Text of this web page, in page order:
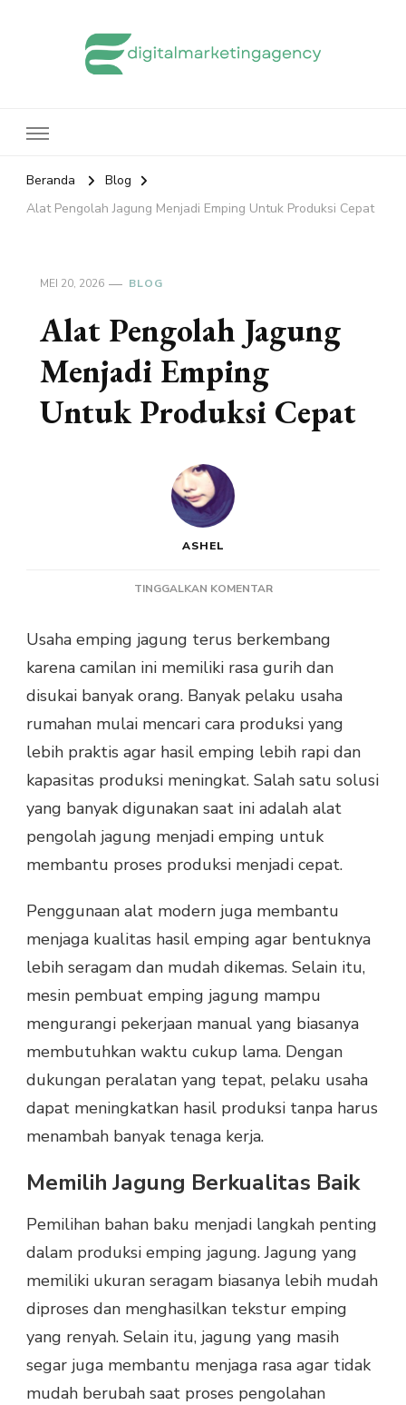
Beranda
Blog
Alat Pengolah Jagung Menjadi Emping Untuk Produksi Cepat
MEI 20, 2026 BLOG
Alat Pengolah Jagung
Menjadi Emping
Untuk Produksi Cepat
ASHEL
TINGGALKAN KOMENTARPADA
JAGUNG
MENJADI
UNTUK
PRODUKSI
Usaha emping jagung terus berkembang
karena camilan ini memiliki rasa gurih dan
disukai banyak orang. Banyak pelaku usaha
rumahan mulai mencari cara produksi yang
lebih praktis agar hasil emping lebih rapi dan
kapasitas produksi meningkat. Salah satu solusi
yang banyak digunakan saat ini adalah alat
pengolah jagung menjadi emping untuk
membantu proses produksi menjadi cepat.
Penggunaan alat modern juga membantu
menjaga kualitas hasil emping agar bentuknya
lebih seragam dan mudah dikemas. Selain itu,
mesin pembuat emping jagung mampu
mengurangi pekerjaan manual yang biasanya
membutuhkan waktu cukup lama. Dengan
dukungan peralatan yang tepat, pelaku usaha
dapat meningkatkan hasil produksi tanpa harus
menambah banyak tenaga kerja.
Memilih Jagung Berkualitas Baik
Pemilihan bahan baku menjadi langkah penting
dalam produksi emping jagung. Jagung yang
memiliki ukuran seragam biasanya lebih mudah
diproses dan menghasilkan tekstur emping
yang renyah. Selain itu, jagung yang masih
segar juga membantu menjaga rasa agar tidak
mudah berubah saat proses pengolahan